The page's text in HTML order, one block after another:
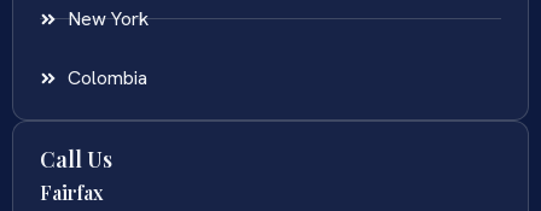
New York
Colombia
Call Us
Fairfax